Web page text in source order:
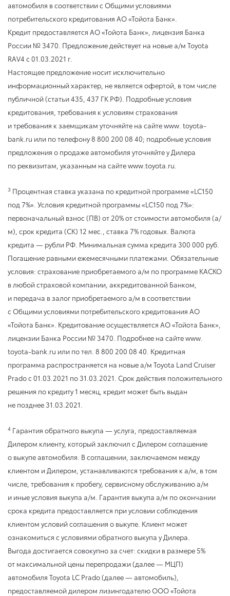
автомобиля в соответствии с Общими условиями
потребительского кредитования АО «Тойота Банк».
Кредит предоставляется АО «Тойота Банк», лицензия Банка
России № 3470. Предложение действует на новые а/м Toyota
RAV4 с 01.03.2021 г.
Настоящее предложение носит исключительно
информационный характер, не является офертой, в том числе
публичной (статьи 435, 437 ГК РФ). Подробные условия
кредитования, требования к условиям страхования
и требования к заемщикам уточняйте на сайте www. toyota-
bank.ru или по телефону 8 800 200 08 40; подробные условия
предложения о продаже автомобиля уточняйте у Дилера
по реквизитам, указанным на сайте www.toyota.ru.
3 Процентная ставка указана по кредитной программе «LC150
под 7%». Условия кредитной программы «LC150 под 7%»:
первоначальный взнос (ПВ) от 20% от стоимости автомобиля (а/
м), срок кредита (СК) 12 мес., ставка 7% годовых. Валюта
кредита — рубли РФ. Минимальная сумма кредита 300 000 руб.
Погашение равными ежемесячными платежами. Обязательные
условия: страхование приобретаемого а/м по программе КАСКО
в любой страховой компании, аккредитованной Банком,
и передача в залог приобретаемого а/м в соответствии
с Общими условиями потребительского кредитования АО
«Тойота Банк». Кредитование осуществляется АО «Тойота Банк»,
лицензии Банка России № 3470. Подробнее на сайте www.
toyota-bank.ru или по тел. 8 800 200 08 40. Кредитная
программа распространяется на новые а/м Toyota Land Cruiser
Pradoс 01.03.2021 по 31.03.2021 . Срок действия положительного
решения по кредиту 1 месяц, кредит может быть выдан
не позднее 31.03.2021.
4 Гарантия обратного выкупа — услуга, предоставляемая
Дилером клиенту, который заключил с Дилером соглашение
о выкупе автомобиля. В соглашении, заключаемом между
клиентом и Дилером, устанавливаются требования к а/м, в том
числе, требования к пробегу, сервисному обслуживанию а/м
и иные условия выкупа а/м. Гарантия выкупа а/м по окончании
срока кредита предоставляется при условии соблюдения
клиентом условий соглашения о выкупе. Клиент может
ознакомиться с условиями обратного выкупа у Дилера.
Выгода достигается совокупно за счет: скидки в размере 5%
от максимальной цены перепродажи (далее — МЦП)
автомобиля Toyota LC Prado (далее — автомобиль),
предоставляемой дилером лизингодателю ООО «Тойота